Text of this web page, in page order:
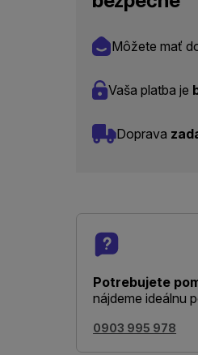
Môžete mať
Vaša platba je
Doprava
Potrebujete
nájdeme ideálnu
0903 995 978